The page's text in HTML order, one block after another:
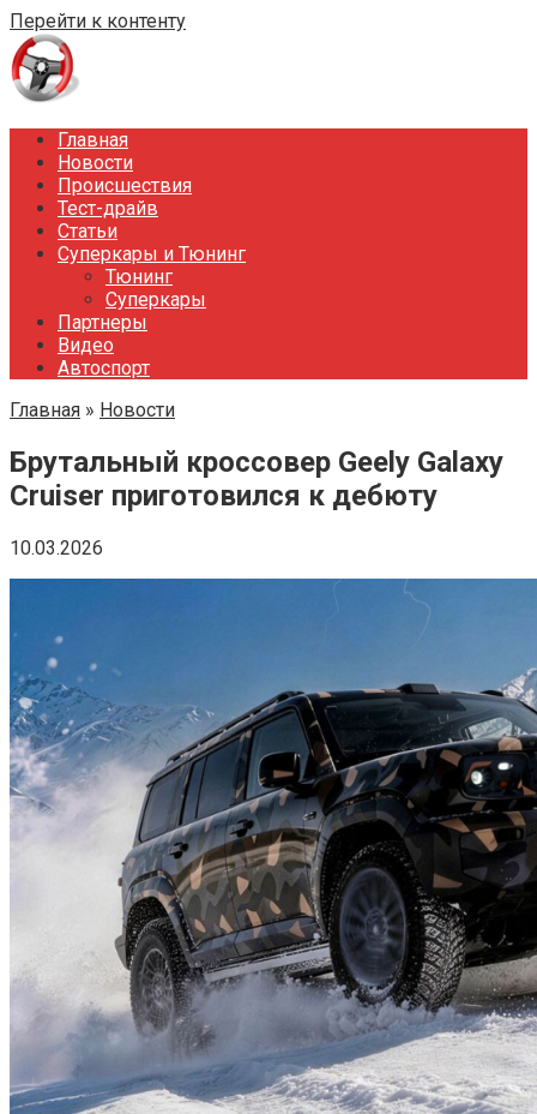
Перейти к контенту
Главная
Новости
Происшествия
Тест-драйв
Статьи
Суперкары и Тюнинг
Тюнинг
Суперкары
Партнеры
Видео
Автоспорт
Главная » Новости
Брутальный кроссовер Geely Galaxy
Cruiser приготовился к дебюту
10.03.2026